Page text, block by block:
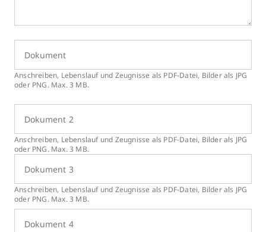
Dokument
Anschreiben, Lebenslauf und Zeugnisse als PDF-Datei, Bilder als JPG
oder PNG. Max. 3 MB.
Dokument 2
Anschreiben, Lebenslauf und Zeugnisse als PDF-Datei, Bilder als JPG
oder PNG. Max. 3 MB.
Dokument 3
Anschreiben, Lebenslauf und Zeugnisse als PDF-Datei, Bilder als JPG
oder PNG. Max. 3 MB.
Dokument 4